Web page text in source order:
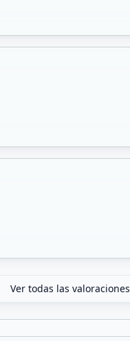
Ver todas las valoraciones